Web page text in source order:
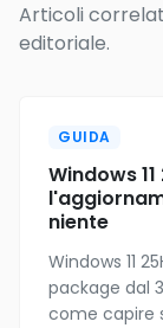
Articoli
editoriale.
GUIDA
Windows
niente
Windows 11
package dal
come capire